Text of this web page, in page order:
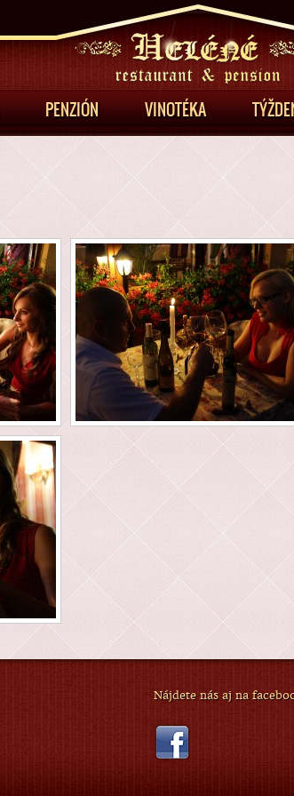
Jump to Navigation
PENZIÓN VINOTÉKA
Nájdete nás aj na